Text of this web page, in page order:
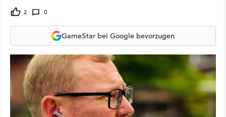
2 0
GameStar bei Google bevorzugen